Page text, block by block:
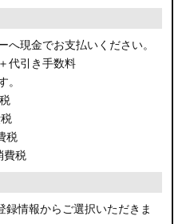
現金でお支払いください。
代引き手数料
。
税
費税
情報からご選択いただきま